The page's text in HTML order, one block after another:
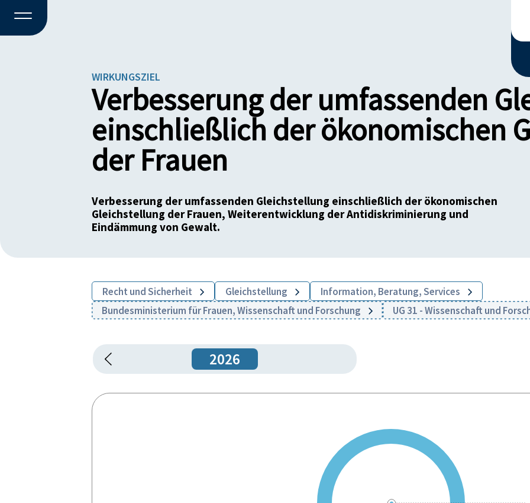
WIRKUNGSZIEL
Verbesserung der umfassenden
einschließlich der ökonomischen
der Frauen
Verbesserung der umfassenden Gleichstellung einschließlich der ökonomischen
Gleichstellung der Frauen, Weiterentwicklung der Antidiskriminierung und
Eindämmung von Gewalt.
Recht und Sicherheit Gleichstellung
Information, Beratung, Services
Bundesministerium für Frauen, Wissenschaft und Forschung
UG 31 - Wissenschaft und
2026